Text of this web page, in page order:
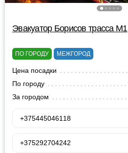
Эвакуатор Борисов трасса М1
ПО ГОРОДУ МЕЖГОРОД
Цена посадки
По городу
За городом
+375445046118
+375292704242